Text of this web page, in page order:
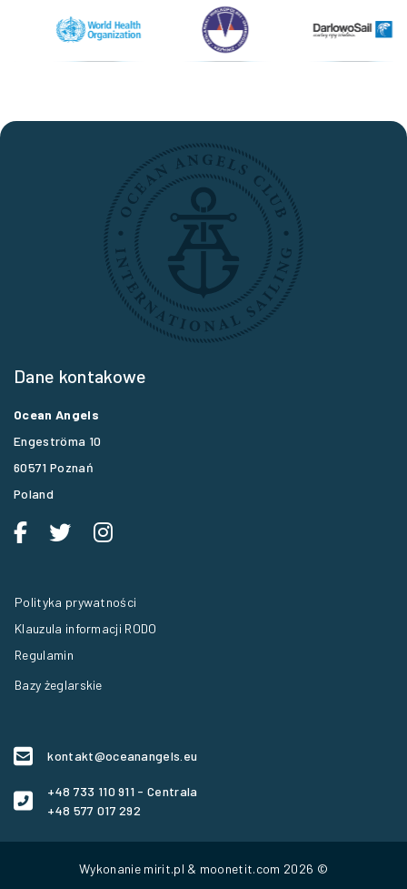
Dane kontakowe
Ocean Angels
Engeströma 10
60571 Poznań
Poland
Polityka prywatności
Klauzula informacji RODO
Regulamin
kontakt@oceanangels.eu
+48 577 017 292